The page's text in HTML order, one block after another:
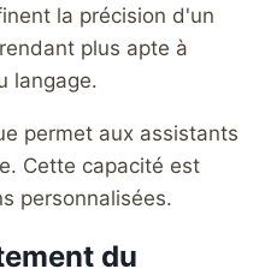
la précision d'un
plus apte à
langage.
permet aux assistants
Cette capacité est
personnalisées.
du